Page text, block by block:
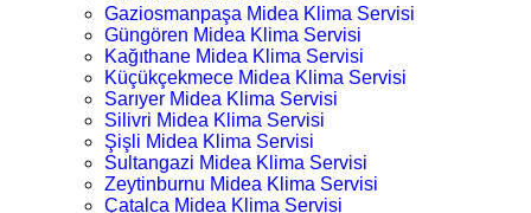
Gaziosmanpaşa Midea Klima Servisi
Güngören Midea Klima Servisi
Kağıthane Midea Klima Servisi
Küçükçekmece Midea Klima Servisi
Sarıyer Midea Klima Servisi
Silivri Midea Klima Servisi
Şişli Midea Klima Servisi
Sultangazi Midea Klima Servisi
Zeytinburnu Midea Klima Servisi
Çatalca Midea Klima Servisi